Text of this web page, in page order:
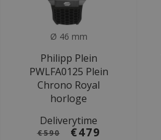
Ø 46 mm
Philipp Plein
PWLFA0125 Plein
Chrono Royal
horloge
Deliverytime
€590 €479